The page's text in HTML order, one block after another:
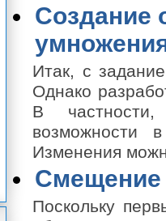
Создание
Итак, с
Однако
В частности,
возможности
Изменения
Смещение
Поскольку